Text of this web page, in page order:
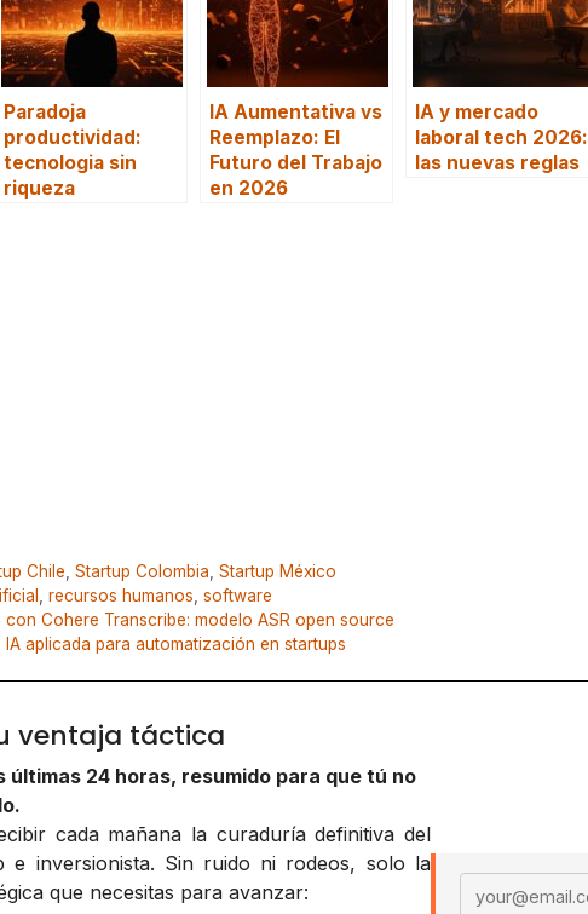
Paradoja
productividad:
tecnologia sin
riqueza
IA Aumentativa vs
Reemplazo: El
Futuro del Trabajo
en 2026
IA y mercado
laboral tech 2026:
las nuevas reglas
Chile Startup Colombia Startup México
recursos humanos software
Cohere Transcribe: modelo ASR open source
aplicada para automatización en startups
ventaja táctica
últimas 24 horas, resumido para que tú no
cada mañana la curaduría definitiva del
e inversionista. Sin ruido ni rodeos, solo la
que necesitas para avanzar:
Email address